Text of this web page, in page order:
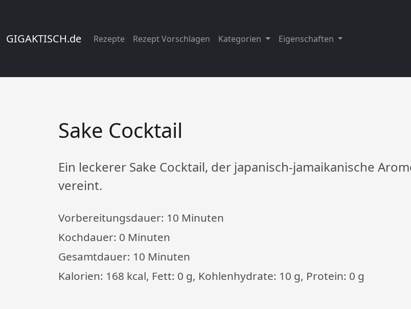
GIGAKTISCH.de Rezepte Rezept Vorschlagen Kategorien Eigenschaften
Sake Cocktail
Ein leckerer Sake Cocktail, der japanisch-jamaikanische
vereint.
Vorbereitungsdauer: 10 Minuten
Kochdauer: 0 Minuten
Gesamtdauer: 10 Minuten
Kalorien: 168 kcal, Fett: 0 g, Kohlenhydrate: 10 g, Protein: 0 g